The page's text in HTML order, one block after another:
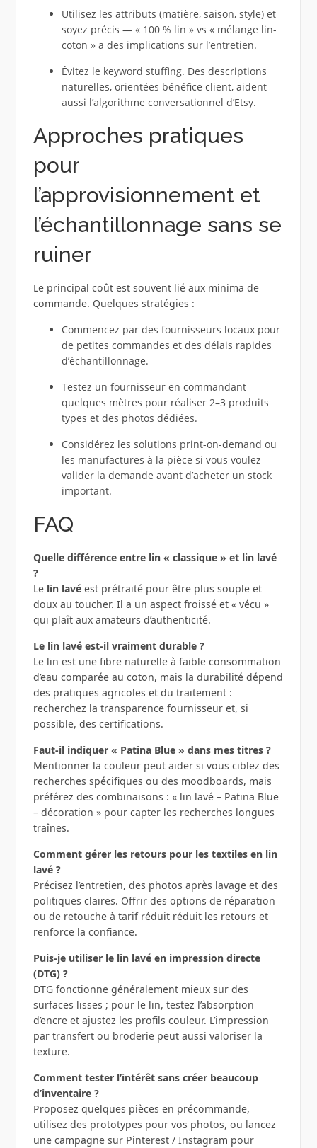
Utilisez les attributs (matière, saison, style) et
soyez précis — « 100 % lin » vs « mélange lin-
coton » a des implications sur l’entretien.
Évitez le keyword stuffing. Des descriptions
naturelles, orientées bénéfice client, aident
aussi l’algorithme conversationnel d’Etsy.
Approches pratiques
pour
l’approvisionnement et
l’échantillonnage sans se
ruiner
Le principal coût est souvent lié aux minima de
commande. Quelques stratégies :
Commencez par des fournisseurs locaux pour
de petites commandes et des délais rapides
d’échantillonnage.
Testez un fournisseur en commandant
quelques mètres pour réaliser 2–3 produits
types et des photos dédiées.
Considérez les solutions print-on-demand ou
les manufactures à la pièce si vous voulez
valider la demande avant d’acheter un stock
important.
FAQ
Quelle différence entre lin « classique » et lin lavé
?
Le lin lavéest prétraité pour être plus souple et
doux au toucher. Il a un aspect froissé et « vécu »
qui plaît aux amateurs d’authenticité.
Le lin lavé est-il vraiment durable ?
Le lin est une fibre naturelle à faible consommation
d’eau comparée au coton, mais la durabilité dépend
des pratiques agricoles et du traitement :
recherchez la transparence fournisseur et, si
possible, des certifications.
Faut-il indiquer « Patina Blue » dans mes titres ?
Mentionner la couleur peut aider si vous ciblez des
recherches spécifiques ou des moodboards, mais
préférez des combinaisons : « lin lavé – Patina Blue
– décoration » pour capter les recherches longues
traînes.
Comment gérer les retours pour les textiles en lin
lavé ?
Précisez l’entretien, des photos après lavage et des
politiques claires. Offrir des options de réparation
ou de retouche à tarif réduit réduit les retours et
renforce la confiance.
Puis-je utiliser le lin lavé en impression directe
(DTG) ?
DTG fonctionne généralement mieux sur des
surfaces lisses ; pour le lin, testez l’absorption
d’encre et ajustez les profils couleur. L’impression
par transfert ou broderie peut aussi valoriser la
texture.
Comment tester l’intérêt sans créer beaucoup
d’inventaire ?
Proposez quelques pièces en précommande,
utilisez des prototypes pour vos photos, ou lancez
une campagne sur Pinterest / Instagram pour